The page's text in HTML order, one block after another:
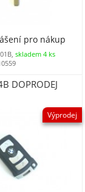
pro nákup
skladem 4 ks
DOPRODEJ
Výprodej